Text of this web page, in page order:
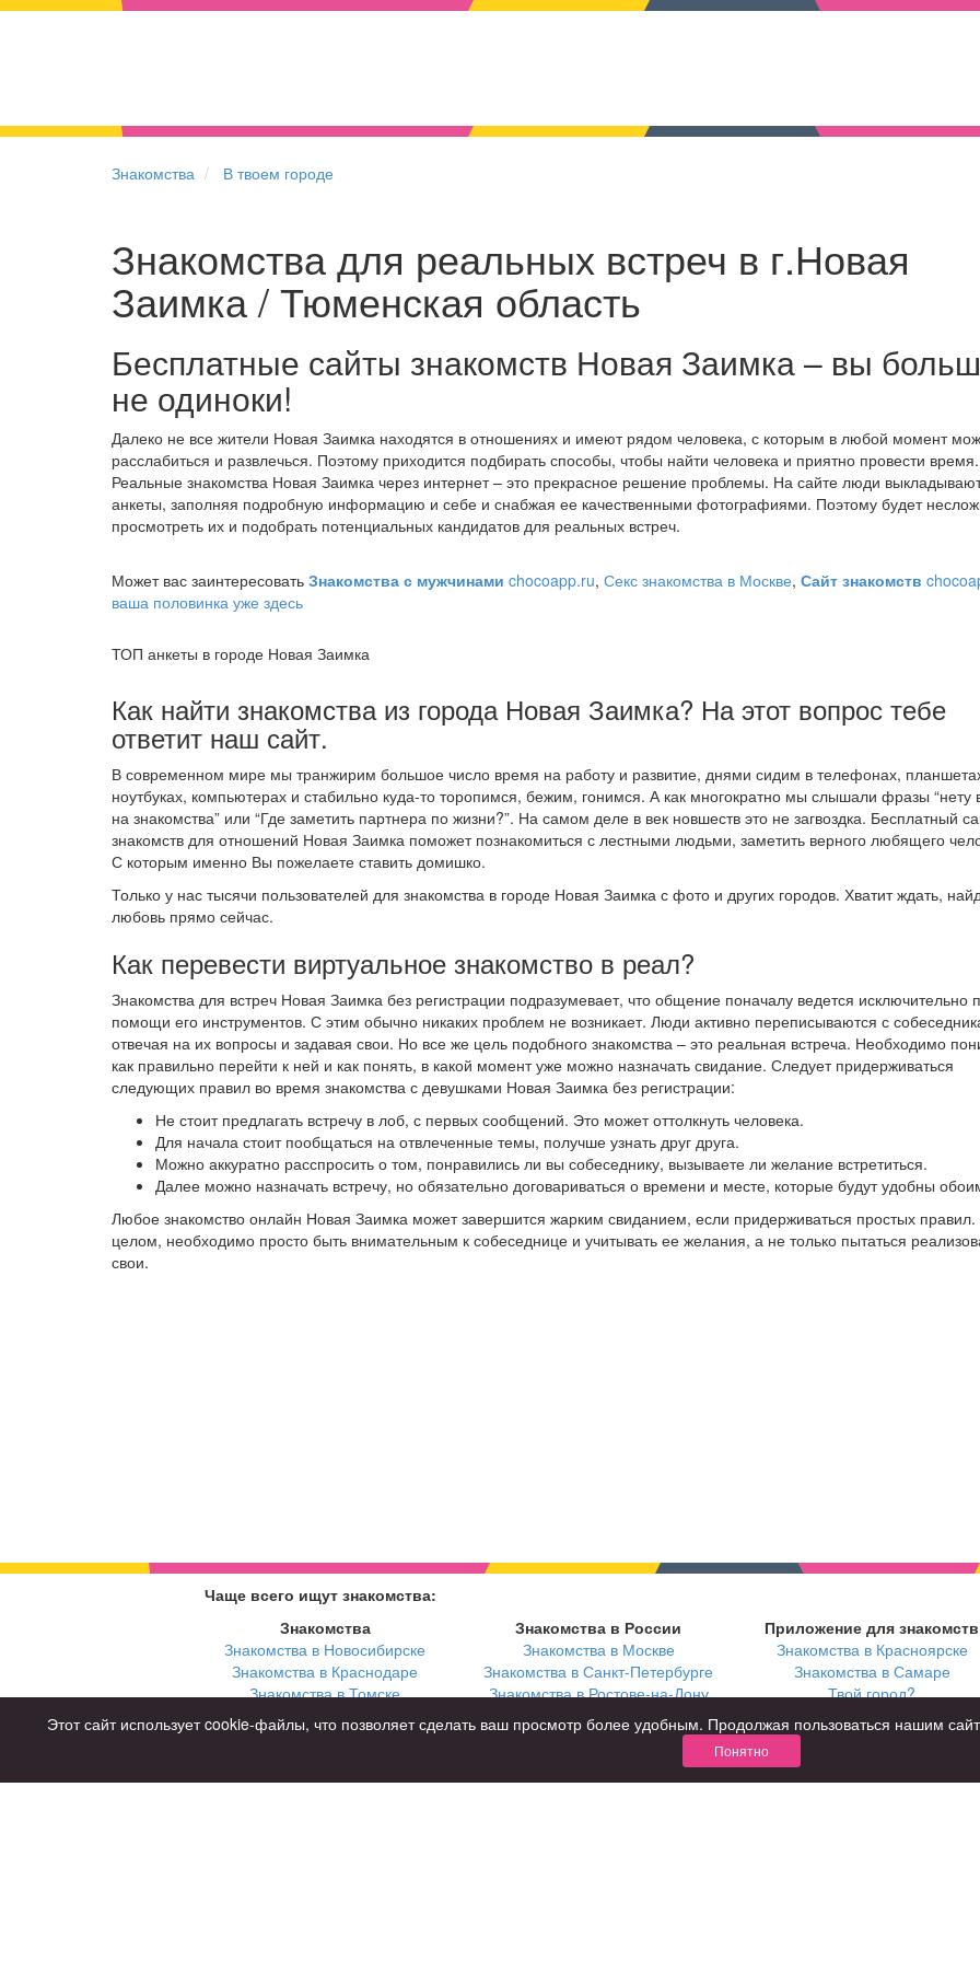
Знакомства В твоем городе
Знакомства для реальных встреч в г.Новая
Заимка / Тюменская область
Бесплатные сайты знакомств Новая Заимка – вы
не одиноки!
Далеко не все жители Новая Заимка находятся в отношениях и имеют рядом человека, с которым в любой момент
расслабиться и развлечься. Поэтому приходится подбирать способы, чтобы найти человека и приятно провести время.
Реальные знакомства Новая Заимка через интернет – это прекрасное решение проблемы. На сайте люди
анкеты, заполняя подробную информацию и себе и снабжая ее качественными фотографиями. Поэтому будет
просмотреть их и подобрать потенциальных кандидатов для реальных встреч.
Может вас заинтересовать Знакомства с мужчинами chocoapp.ru, Секс знакомства в Москве, Сайт знакомств
ваша половинка уже здесь
ТОП анкеты в городе Новая Заимка
Как найти знакомства из города Новая Заимка? На этот вопрос тебе
ответит наш сайт.
В современном мире мы транжирим большое число время на работу и развитие, днями сидим в телефонах,
ноутбуках, компьютерах и стабильно куда-то торопимся, бежим, гонимся. А как многократно мы слышали фразы “нету
на знакомства” или “Где заметить партнера по жизни?”. На самом деле в век новшеств это не загвоздка. Бесплатный
знакомств для отношений Новая Заимка поможет познакомиться с лестными людьми, заметить верного любящего
С которым именно Вы пожелаете ставить домишко.
Только у нас тысячи пользователей для знакомства в городе Новая Заимка с фото и других городов. Хватит ждать,
любовь прямо сейчас.
Как перевести виртуальное знакомство в реал?
Знакомства для встреч Новая Заимка без регистрации подразумевает, что общение поначалу ведется исключительно
помощи его инструментов. С этим обычно никаких проблем не возникает. Люди активно переписываются с
отвечая на их вопросы и задавая свои. Но все же цель подобного знакомства – это реальная встреча. Необходимо
как правильно перейти к ней и как понять, в какой момент уже можно назначать свидание. Следует придерживаться
следующих правил во время знакомства с девушками Новая Заимка без регистрации:
Не стоит предлагать встречу в лоб, с первых сообщений. Это может оттолкнуть человека.
Для начала стоит пообщаться на отвлеченные темы, получше узнать друг друга.
Можно аккуратно расспросить о том, понравились ли вы собеседнику, вызываете ли желание встретиться.
Далее можно назначать встречу, но обязательно договариваться о времени и месте, которые будут удобны
Любое знакомство онлайн Новая Заимка может завершится жарким свиданием, если придерживаться простых
целом, необходимо просто быть внимательным к собеседнице и учитывать ее желания, а не только пытаться
свои.
Чаще всего ищут знакомства:
Знакомства
Знакомства в Новосибирске
Знакомства в Краснодаре
Знакомства в Томске
Знакомства в Екатеринбурге
Знакомства в России
Знакомства в Москве
Знакомства в Санкт-Петербурге
Знакомства в Ростове-на-Дону
Приложение для знакомств
Знакомства в Красноярске
Знакомства в Самаре
Твой город?
Этот сайт использует cookie-файлы, что позволяет сделать ваш просмотр более удобным. Продолжая пользоваться нашим
Понятно